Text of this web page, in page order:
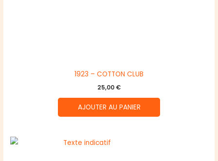
1923 – COTTON CLUB
25,00 €
AJOUTER AU PANIER